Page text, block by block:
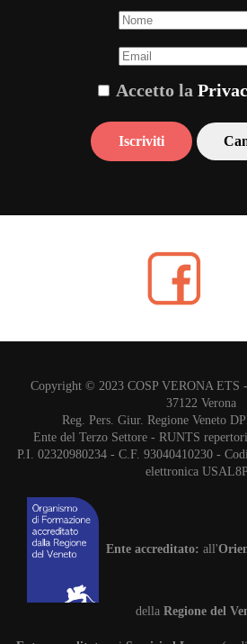
Accetto la
Copyright © 2023 COSP VERONA ETS
37122 Verona
Reg. Pers. Giur. Regione Veneto
Ente del Terzo Settore - RUNTS
P.I. 02320980234 - C.F. 93040410230 -
elettronica
Ente accreditato: all'
della Regione del